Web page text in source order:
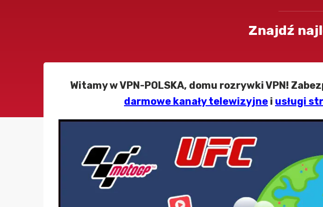
Znajdź
Witamy w VPN-POLSKA, domu rozrywki VPN!
darmowe kanały telewizyjne i usługi